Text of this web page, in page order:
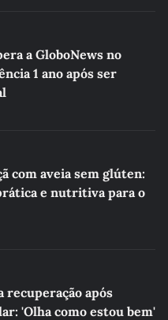
a GloboNews no
1 ano após ser
com aveia sem glúten:
e nutritiva para o
após
'Olha como estou bem'